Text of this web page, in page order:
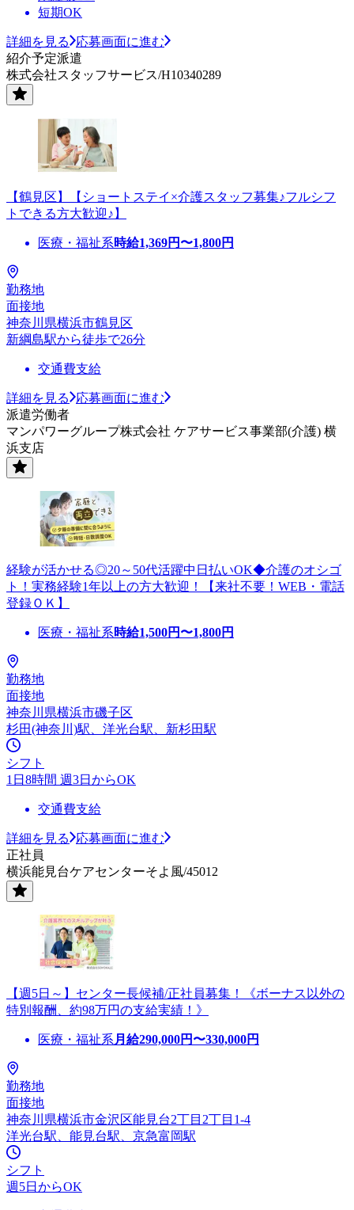
短期OK
詳細を見る
応募画面に進む
紹介予定派遣
株式会社スタッフサービス/H10340289
【鶴見区】【ショートステイ×介護スタッフ募集♪フルシフ
トできる方大歓迎♪】
医療・福祉系時給1,369円〜1,800円
勤務地
面接地
神奈川県横浜市鶴見区
新綱島駅から徒歩で26分
交通費支給
詳細を見る
応募画面に進む
派遣労働者
マンパワーグループ株式会社 ケアサービス事業部(介護) 横
浜支店
経験が活かせる◎20～50代活躍中日払いOK◆介護のオシゴ
ト！実務経験1年以上の方大歓迎！【来社不要！WEB・電話
登録ＯＫ】
医療・福祉系時給1,500円〜1,800円
勤務地
面接地
神奈川県横浜市磯子区
杉田(神奈川)駅、洋光台駅、新杉田駅
シフト
1日8時間 週3日からOK
交通費支給
詳細を見る
応募画面に進む
正社員
横浜能見台ケアセンターそよ風/45012
【週5日～】センター長候補/正社員募集！《ボーナス以外の
特別報酬、約98万円の支給実績！》
医療・福祉系 月給290,000円〜330,000円
勤務地
面接地
神奈川県横浜市金沢区能見台2丁目2丁目1-4
洋光台駅、能見台駅、京急富岡駅
シフト
週5日からOK